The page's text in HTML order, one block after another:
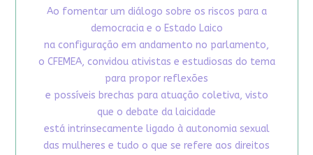
Ao fomentar um diálogo sobre os riscos para a
democracia e o Estado Laico
na configuração em andamento no parlamento,
o CFEMEA, convidou ativistas e estudiosas do tema
para propor reflexões
e possíveis brechas para atuação coletiva, visto
que o debate da laicidade
está intrinsecamente ligado à autonomia sexual
das mulheres e tudo o que se refere aos direitos